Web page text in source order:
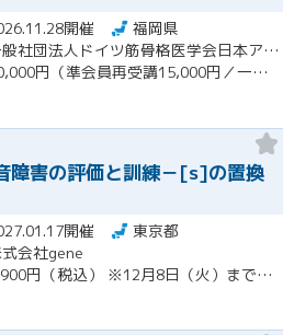
開催
福岡県
一般社団法人ドイツ筋骨格医学会日本アカデミー（DGMSM-JAPAN）福岡博多会場
30,000円（準会員再受講15,000円／一般会員13,000円）
障害の評価と訓練－[s]の置換
開催
東京都
会社gene
9,900円（税込） ※12月8日（火）までの限定価格※ 12月9日（水）以降のお申込みは13,200円（税込）となります。 当日会場にてお支払いください（現金のみ） 【キャンセルについて】 1月11日（月）午前8時以降のキャンセルは、キャンセル料（セミナー受講料全額）が発生いたします。